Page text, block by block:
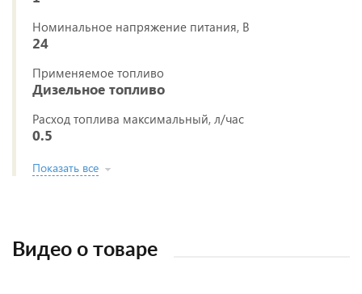
Номинальное напряжение питания, В
24
Применяемое топливо
Дизельное топливо
Расход топлива максимальный, л/час
0.5
Показать все
Видео о товаре